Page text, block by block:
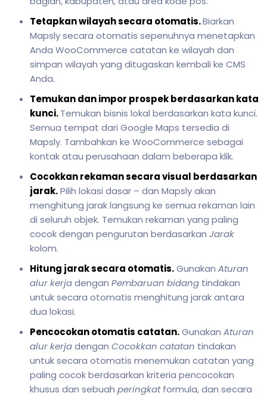
Tetapkan wilayah secara otomatis.Biarkan
Mapsly secara otomatis sepenuhnya menetapkan
Anda WooCommerce catatan ke wilayah dan
simpan wilayah yang ditugaskan kembali ke CMS
Anda.
Temukan dan impor prospek berdasarkan kata
kunci.Temukan bisnis lokal berdasarkan kata kunci.
Semua tempat dari Google Maps tersedia di
Mapsly. Tambahkan ke WooCommerce sebagai
kontak atau perusahaan dalam beberapa klik.
Cocokkan rekaman secara visual berdasarkan
jarak.Pilih lokasi dasar – dan Mapsly akan
menghitung jarak langsung ke semua rekaman lain
di seluruh objek. Temukan rekaman yang paling
cocok dengan pengurutan berdasarkan Jarak
kolom.
Hitung jarak secara otomatis.Gunakan Aturan
alur kerjadengan Pembaruan bidang tindakan
untuk secara otomatis menghitung jarak antara
dua lokasi.
Pencocokan otomatis catatan.Gunakan Aturan
alur kerjadengan Cocokkan catatan tindakan
untuk secara otomatis menemukan catatan yang
paling cocok berdasarkan kriteria pencocokan
khusus dan sebuah peringkatformula, dan secara